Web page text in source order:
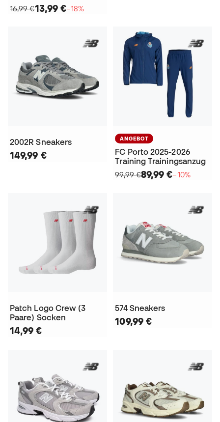
16,99 €13,99 €−18%
2002R Sneakers
149,99 €
ANGEBOT
FC Porto 2025-2026
Training Trainingsanzug
99,99 €89,99 €−10%
Patch Logo Crew (3
Paare) Socken
14,99 €
574 Sneakers
109,99 €